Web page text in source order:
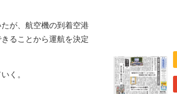
が、航空機の到着空港
ることから運航を決定
く。